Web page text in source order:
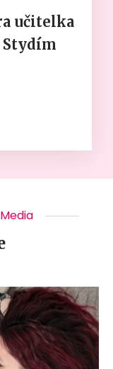
učitelka
Stydím